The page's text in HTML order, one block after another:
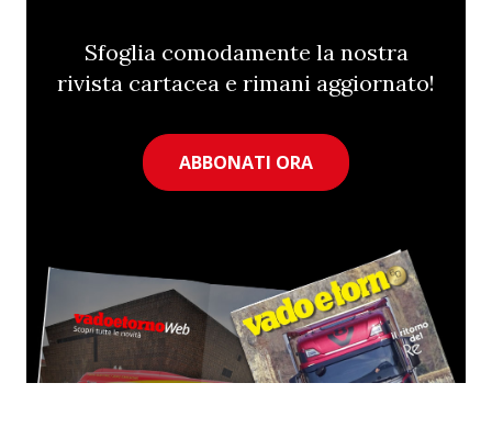
Sfoglia comodamente la nostra
rivista cartacea e rimani aggiornato!
ABBONATI ORA